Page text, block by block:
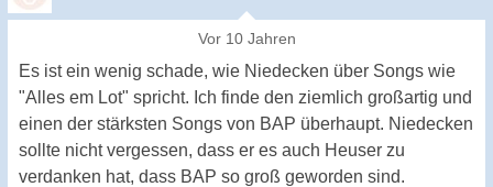
Vor 10 Jahren
Es ist ein wenig schade, wie Niedecken über Songs wie
"Alles em Lot" spricht. Ich finde den ziemlich großartig und
einen der stärksten Songs von BAP überhaupt. Niedecken
sollte nicht vergessen, dass er es auch Heuser zu
verdanken hat, dass BAP so groß geworden sind.